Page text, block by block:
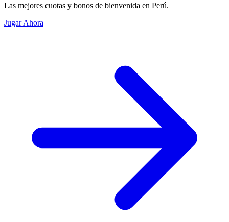
Las mejores cuotas y bonos de bienvenida en Perú.
Jugar Ahora